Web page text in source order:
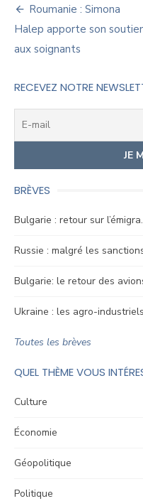
Navigation
de
l’article
Roumanie : Simona
Halep apporte son
aux soignants
RECEVEZ NOTRE
BRÈVES
Bulgarie : retour sur
Russie : malgré les
Bulgarie: le retour des
Ukraine : les agro-
Toutes les brèves
QUEL THÈME VOUS
Culture
Économie
Géopolitique
Politique